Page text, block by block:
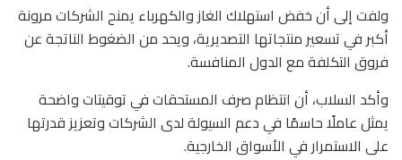
ولفت إلى أن خفض استهلاك الغاز والكهرباء يمنح الشركات مرونة
أكبر في تسعير منتجاتها التصديرية، ويحد من الضغوط الناتجة عن
فروق التكلفة مع الدول المنافسة.
وأكد السلاب، أن انتظام صرف المستحقات في توقيتات واضحة
يمثل عاملًا حاسمًا في دعم السيولة لدى الشركات وتعزيز قدرتها
على الاستمرار في الأسواق الخارجية.